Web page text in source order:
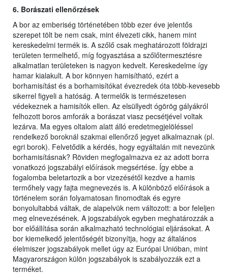
6. Borászati ellenőrzések
A bor az emberiség történetében több ezer éve jelentős
szerepet tölt be nem csak, mint élvezeti cikk, hanem mint
kereskedelmi termék is. A szőlő csak meghatározott földrajzi
területen termelhető, míg fogyasztása a szőlőtermesztésre
alkalmatlan területeken is nagyon kedvelt. Kereskedelme így
hamar kialakult. A bor könnyen hamisítható, ezért a
borhamisítást és a borhamisítókat évezredek óta több-kevesebb
sikerrel figyeli a hatóság. A termelők is természetesen
védekeznek a hamisítók ellen. Az elsüllyedt ógörög gályákról
felhozott boros amforák a borászat viasz pecsétjével voltak
lezárva. Ma egyes oltalom alatt álló eredetmegjelöléssel
rendelkező boroknál szakmai ellenőrző jegyet alkalmaznak (pl.
egri borok). Felvetődik a kérdés, hogy egyáltalán mit nevezünk
borhamisításnak? Röviden megfogalmazva ez az adott borra
vonatkozó jogszabályi előírások megsértése. Így ebbe a
fogalomba beletartozik a bor vizezésétől kezdve a hamis
termőhely vagy fajta megnevezés is. A különböző előírások a
történelem során folyamatosan finomodtak és egyre
bonyolultabbá váltak, de alapelvük nem változott: a bor feleljen
meg elnevezésének. A jogszabályok egyben meghatározzák a
bor előállítása során alkalmazható technológiai eljárásokat. A
bor kiemelkedő jelentőségét bizonyítja, hogy az általános
élelmiszer jogszabályok mellet úgy az Európai Unióban, mint
Magyarországon külön jogszabályok is szabályozzák ezt a
terméket.